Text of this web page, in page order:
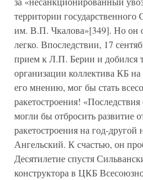
территории
им. В.П. Чкалова»[349]. Но он
легко. Впоследствии, 17
прием к Л.П. Берии и добился
организации коллектива КБ
его мнению, мог бы стать
ракетостроения!
могли бы отбросить развитие
ракетостроения на год-
Ангельский. К счастью, он
Десятилетие спустя
конструктора в ЦКБ